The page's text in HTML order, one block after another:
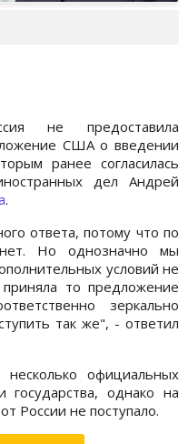
не предоставила
США о введении
ранее согласилась
дел Андрей
.
ответа, потому что по
Но однозначно мы
условий не
то предложение
зеркально
так же", - ответил
официальных
однако на
России не поступало.